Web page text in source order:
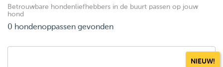
Betrouwbare hondenliefhebbers in de buurt passen op jouw
hond
0 hondenoppassen gevonden
NIEUW!